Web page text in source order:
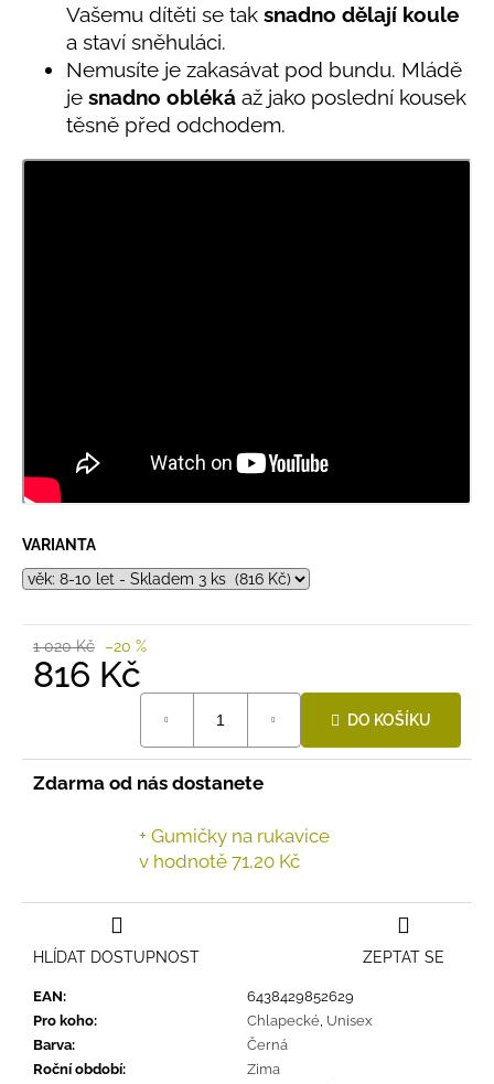
Vašemu dítěti se tak snadno dělají koule
a staví sněhuláci.
Nemusíte je zakasávat pod bundu. Mládě
je snadno obléká až jako poslední kousek
těsně před odchodem.
VARIANTA
1 020 Kč –20 %
816 Kč
DO KOŠÍKU
Zdarma od nás dostanete
+ Gumičky na rukavice
v hodnotě 71,20 Kč
EAN:
6438429852629
Pro koho: Chlapecké, Unisex
Barva:
Černá
Roční období:
Zima
ZEPTAT SE
HLÍDAT DOSTUPNOST
LETNÍ
RYCHLESCHNOUCÍ
KALHOTY
ŽLUTÉ